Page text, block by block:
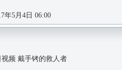
年5月4日 06:00
视频 戴手铐的救人者